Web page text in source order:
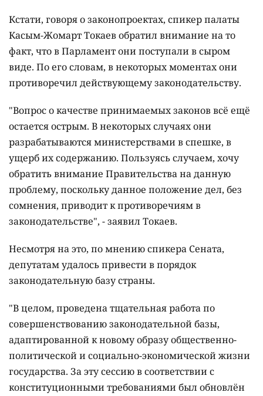
Кстати, говоря о законопроектах, спикер палаты
Касым-Жомарт Токаев обратил внимание на то
факт, что в Парламент они поступали в сыром
виде. По его словам, в некоторых моментах они
противоречил действующему законодательству.
"Вопрос о качестве принимаемых законов всё ещё
остается острым. В некоторых случаях они
разрабатываются министерствами в спешке, в
ущерб их содержанию. Пользуясь случаем, хочу
обратить внимание Правительства на данную
проблему, поскольку данное положение дел, без
сомнения, приводит к противоречиям в
законодательстве", - заявил Токаев.
Несмотря на это, по мнению спикера Сената,
депутатам удалось привести в порядок
законодательную базу страны.
"В целом, проведена тщательная работа по
совершенствованию законодательной базы,
адаптированной к новому образу общественно-
политической и социально-экономической жизни
государства. За эту сессию в соответствии с
конституционными требованиями был обновлён